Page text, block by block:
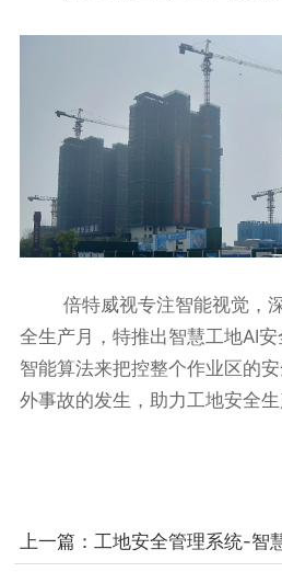
倍特威视专注智能视觉，深
全生产月，特推出智慧工地AI
智能算法来把控整个作业区的
外事故的发生，助力工地安全生
上一篇： 工地安全管理系统-智